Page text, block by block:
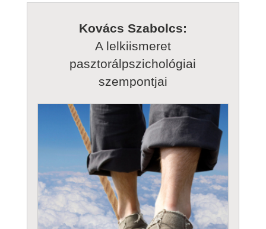
Kovács Szabolcs:
A lelkiismeret
pasztorálpszichológiai
szempontjai